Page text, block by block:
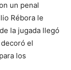
un penal
Rébora le
la jugada llegó
el
los